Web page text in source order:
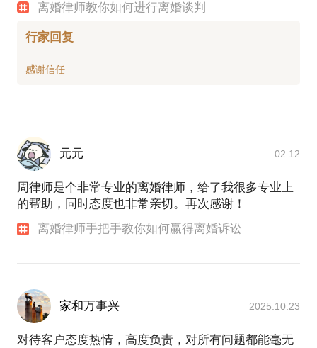
离婚律师教你如何进行离婚谈判
行家回复
元元 02.12
周律师是个非常专业的离婚律师，给了我很多专业上
的帮助，同时态度也非常亲切。再次感谢！
离婚律师手把手教你如何赢得离婚诉讼
家和万事兴 2025.10.23
对待客户态度热情，高度负责，对所有问题都能毫无